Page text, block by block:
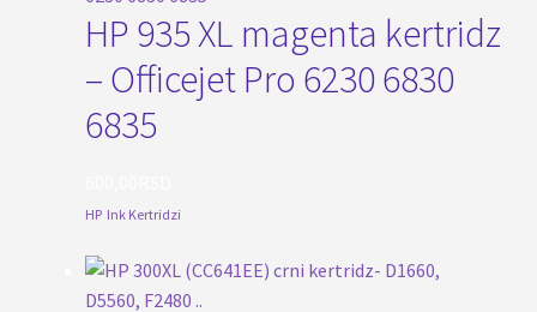
HP 935 XL magenta kertridz
– Officejet Pro 6230 6830
6835
HP, Ink Kertridzi